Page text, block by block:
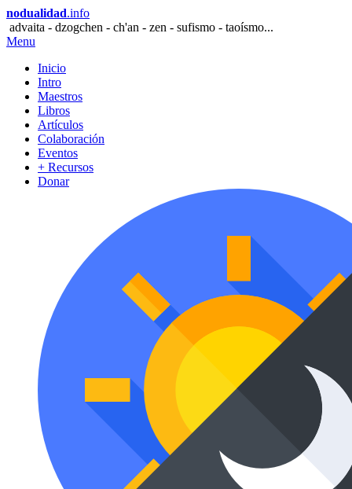
nodualidad.info
advaita - dzogchen - ch'an - zen - sufismo - taoísmo...
Menu
Inicio
Intro
Maestros
Libros
Artículos
Colaboración
Eventos
+ Recursos
Donar